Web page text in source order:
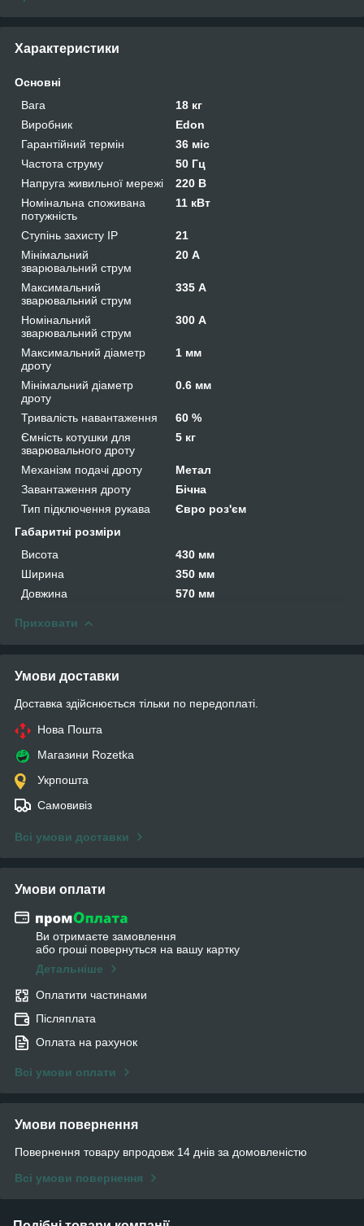
Характеристики
Основні
Вага
18 кг
Виробник
Edon
Гарантійний термін
36 міс
Частота струму
50 Гц
Напруга живильної мережі
220 В
Номінальна споживана
потужність
11 кВт
Ступінь захисту IP
21
Мінімальний
зварювальний струм
20 А
Максимальний
зварювальний струм
335 А
Номінальний
зварювальний струм
300 А
Максимальний діаметр
дроту
1 мм
Мінімальний діаметр
дроту
0.6 мм
Тривалість навантаження
60 %
Ємність котушки для
зварювального дроту
5 кг
Механізм подачі дроту
Метал
Завантаження дроту
Бічна
Тип підключення рукава
Євро роз'єм
Габаритні розміри
Висота
430 мм
Ширина
350 мм
Довжина
570 мм
Приховати
Умови доставки
Доставка здійснюється тільки по передоплаті.
Нова Пошта
Магазини Rozetka
Укрпошта
Самовивіз
Всі умови доставки
Умови оплати
Ви отримаєте замовлення
або гроші повернуться на вашу картку
Детальніше
Оплатити частинами
Післяплата
Оплата на рахунок
Всі умови оплати
Умови повернення
Повернення товару впродовж 14 днів за домовленістю
Всі умови повернення